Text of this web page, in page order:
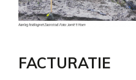
FACTURATIE